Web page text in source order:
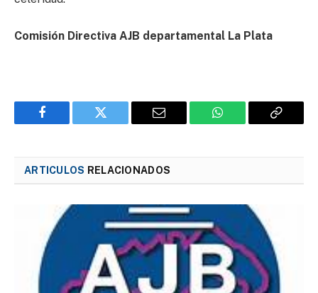
Comisión Directiva AJB departamental La Plata
Facebook Twitter Email WhatsApp Copy
ARTICULOS RELACIONADOS